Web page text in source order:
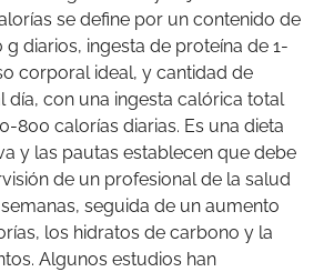
se define por un contenido de
diarios, ingesta de proteína de 1-
corporal ideal, y cantidad de
día, con una ingesta calórica total
800 calorías diarias. Es una dieta
y las pautas establecen que debe
de un profesional de la salud
seguida de un aumento
los hidratos de carbono y la
Algunos estudios han